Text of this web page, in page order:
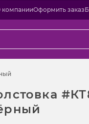
компанииОформить заказ
Толстовка #КТ8813 (9),